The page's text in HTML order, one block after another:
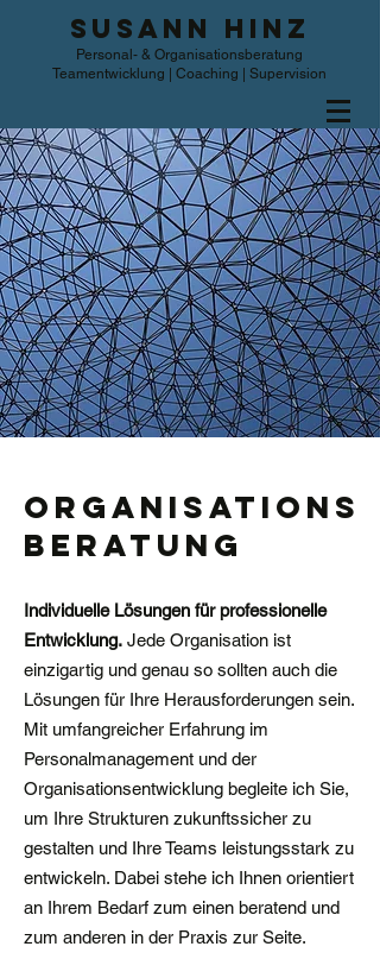
SUSANN HINZ
Personal- & Organisationsberatung
Teamentwicklung | Coaching | Supervision
Organisations
beratung
Individuelle Lösungen für professionelle
Entwicklung. Jede Organisation ist
einzigartig und genau so sollten auch die
Lösungen für Ihre Herausforderungen sein.
Mit umfangreicher Erfahrung im
Personalmanagement und der
Organisationsentwicklung begleite ich Sie,
um Ihre Strukturen zukunftssicher zu
gestalten und Ihre Teams leistungsstark zu
entwickeln. Dabei stehe ich Ihnen orientiert
an Ihrem Bedarf zum einen beratend und
zum anderen in der Praxis zur Seite.